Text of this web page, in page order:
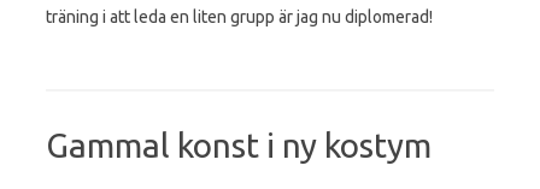
träning i att leda en liten grupp är jag nu diplomerad!
Gammal konst i ny kostym